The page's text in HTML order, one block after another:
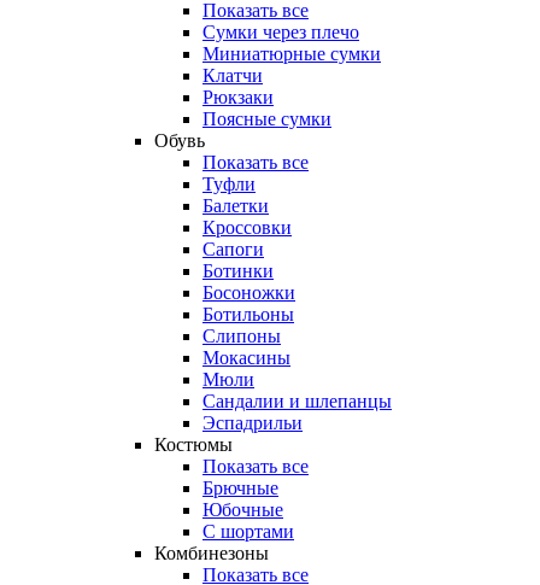
Показать все
Сумки через плечо
Миниатюрные cумки
Клатчи
Рюкзаки
Поясные сумки
Обувь
Показать все
Туфли
Балетки
Кроссовки
Сапоги
Ботинки
Босоножки
Ботильоны
Слипоны
Мокасины
Мюли
Сандалии и шлепанцы
Эспадрильи
Костюмы
Показать все
Брючные
Юбочные
С шортами
Комбинезоны
Показать все